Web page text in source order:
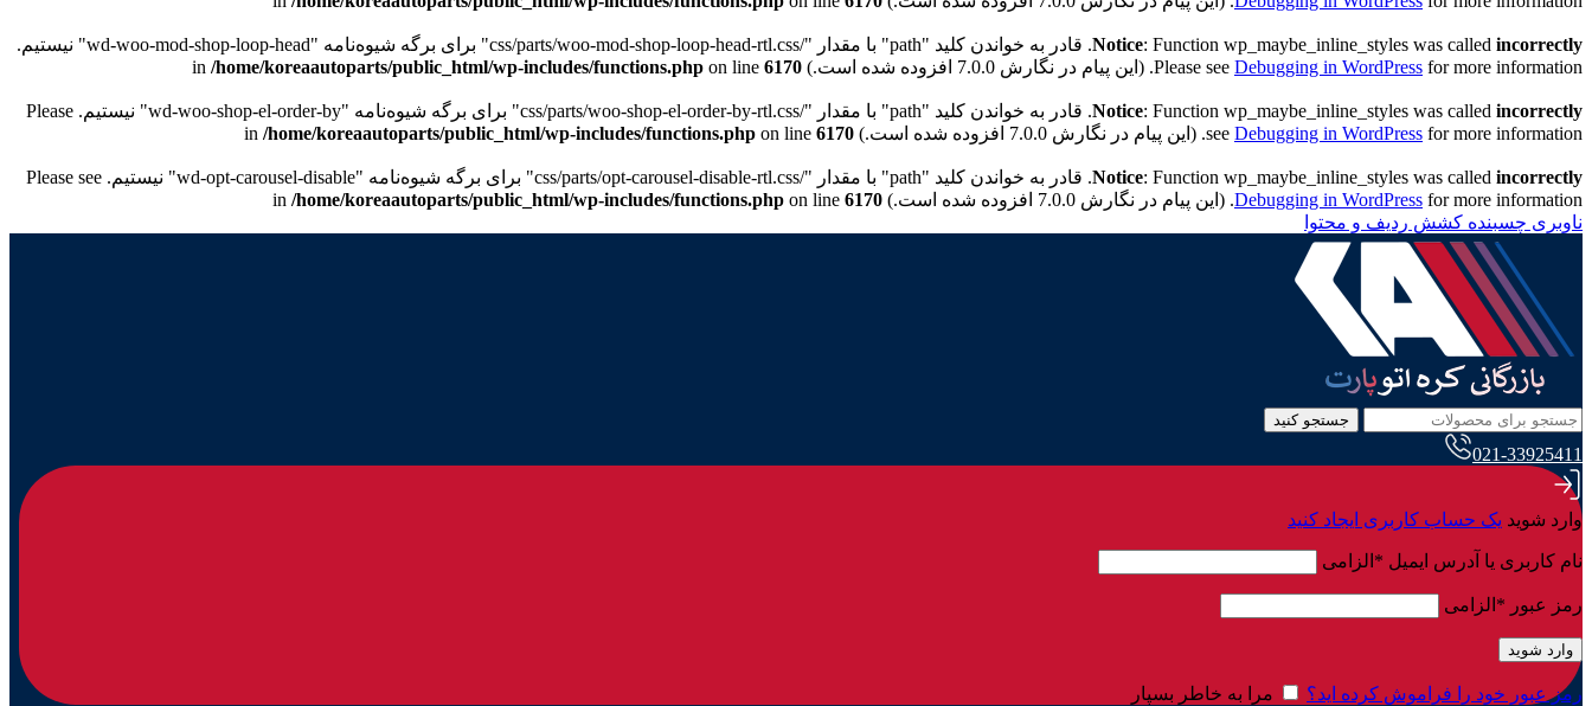
Notice: Function wp_maybe_inline_styles was called incorrectly
. قادر به خواندن کلید "path" با مقدار "/css/parts/woo-mod-shop-loop-head-rtl.css" برای برگه شیوه‌نامه "wd-woo-mod-shop-loop-head" نیستیم.
Please see Debugging in WordPress for more information. (این پیام در نگارش 7.0.0 افزوده شده است.) in /home/koreaautoparts/public_html/wp-includes/functions.php on line 6170
Notice: Function wp_maybe_inline_styles was called incorrectly
. قادر به خواندن کلید "path" با مقدار "/css/parts/woo-shop-el-order-by-rtl.css" برای برگه شیوه‌نامه "wd-woo-shop-el-order-by" نیستیم. Please
see Debugging in WordPress for more information. (این پیام در نگارش 7.0.0 افزوده شده است.) in /home/koreaautoparts/public_html/wp-includes/functions.php on line 6170
Notice: Function wp_maybe_inline_styles was called incorrectly
. قادر به خواندن کلید "path" با مقدار "/css/parts/opt-carousel-disable-rtl.css" برای برگه شیوه‌نامه "wd-opt-carousel-disable" نیستیم. Please see
Debugging in WordPress for more information. (این پیام در نگارش 7.0.0 افزوده شده است.) in /home/koreaautoparts/public_html/wp-includes/functions.php on line 6170
ناوبری چسبنده کشش ردیف و محتوا
جستجو کنید
021-33925411
وارد شوید یک حساب کاربری ایجاد کنید
نام کاربری یا آدرس ایمیل * الزامی
رمز عبور * الزامی
وارد شوید
رمز عبور خود را فراموش کرده اید؟ مرا به خاطر بسپار